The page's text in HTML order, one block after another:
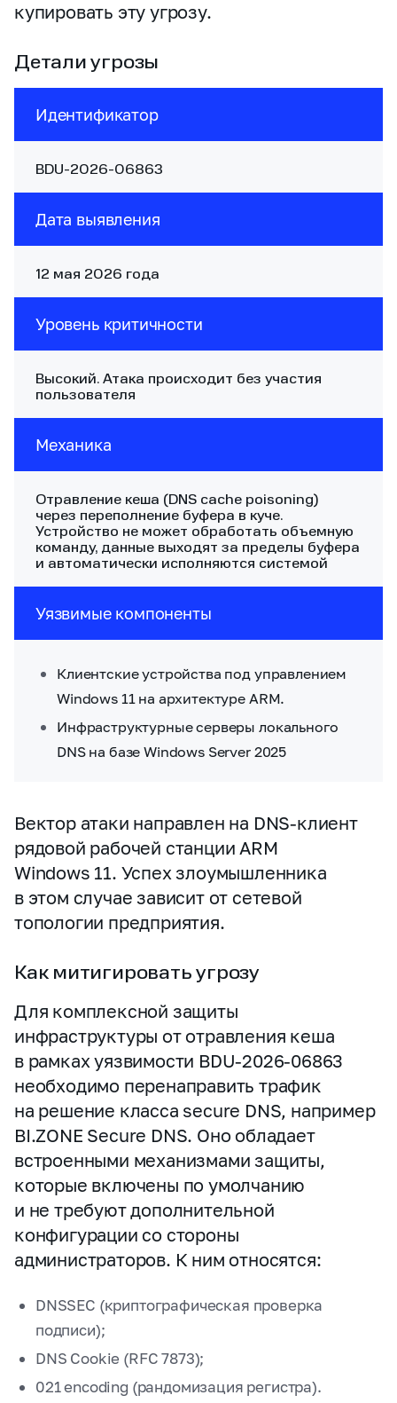
купировать эту угрозу.
Детали угрозы
Идентификатор
BDU‑2026‑06863
Дата выявления
12 мая 2026 года
Уровень критичности
Высокий. Атака происходит без участия
пользователя
Механика
Отравление кеша (DNS сache poisoning)
через переполнение буфера в куче.
Устройство не может обработать объемную
команду, данные выходят за пределы буфера
и автоматически исполняются системой
Уязвимые компоненты
Клиентские устройства под управлением
Windows 11 на архитектуре ARM.
Инфраструктурные серверы локального
DNS на базе Windows Server 2025
Вектор атаки направлен на DNS‑клиент
рядовой рабочей станции ARM
Windows 11. Успех злоумышленника
в этом случае зависит от сетевой
топологии предприятия.
Как митигировать угрозу
Для комплексной защиты
инфраструктуры от отравления кеша
в рамках уязвимости BDU‑2026‑06863
необходимо перенаправить трафик
на решение класса secure DNS, например
BI.ZONE Secure DNS. Оно обладает
встроенными механизмами защиты,
которые включены по умолчанию
и не требуют дополнительной
конфигурации со стороны
администраторов. К ним относятся:
DNSSEC (криптографическая проверка
подписи);
DNS Cookie (RFC 7873);
021 encoding (рандомизация регистра).